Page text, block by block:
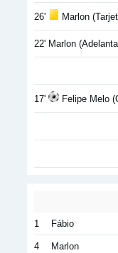
26' Marlon
22' Marlon
17' Felipe Melo
1 Fábio
4 Marlon